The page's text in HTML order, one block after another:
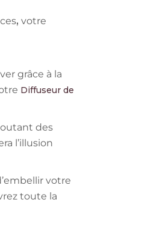
, votre
grâce à la
Diffuseur de
des
l’illusion
votre
toute la